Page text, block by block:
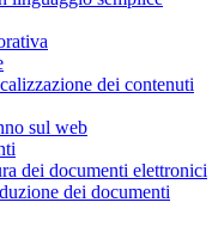
dei contenuti
sul web
dei documenti elettronici
dei documenti